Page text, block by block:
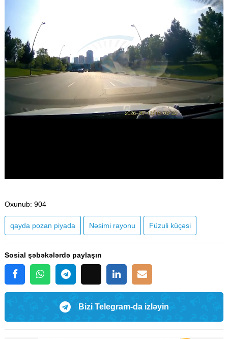
Oxunub: 904
qayda pozan piyada Nəsimi rayonu Füzuli küçəsi
Sosial şəbəkələrdə paylaşın
Bizi Telegram-da izləyin